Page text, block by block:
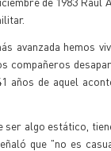
avanzada hemos
compañeros
años de aquel
ser algo estático,
que "no es